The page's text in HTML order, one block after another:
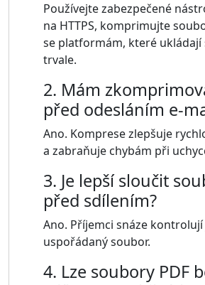
Používejte zabezpečené
na HTTPS, komprimujte
se platformám, které
trvale.
2. Mám
před odesláním e-
Ano. Komprese zlepšuje
a zabraňuje chybám při
3. Je lepší sloučit
před sdílením?
Ano. Příjemci snáze
uspořádaný soubor.
4. Lze soubory PDF